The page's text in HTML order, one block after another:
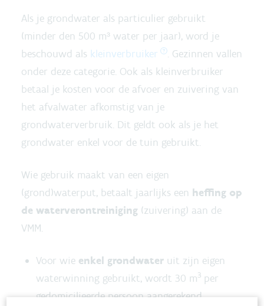
Als je grondwater als particulier gebruikt
(minder den 500 m³ water per jaar), word je
beschouwd als kleinverbruiker
. Gezinnen vallen
onder deze categorie. Ook als kleinverbruiker
betaal je kosten voor de afvoer en zuivering van
het afvalwater afkomstig van je
grondwaterverbruik. Dit geldt ook als je het
grondwater enkel voor de tuin gebruikt.
Wie gebruik maakt van een eigen
(grond)waterput, betaalt jaarlijks een heffing op
de waterverontreiniging (zuivering) aan de
VMM.
Voor wie enkel grondwater uit zijn eigen
waterwinning gebruikt, wordt 30 m3 per
gedomicilieerde persoon aangerekend.